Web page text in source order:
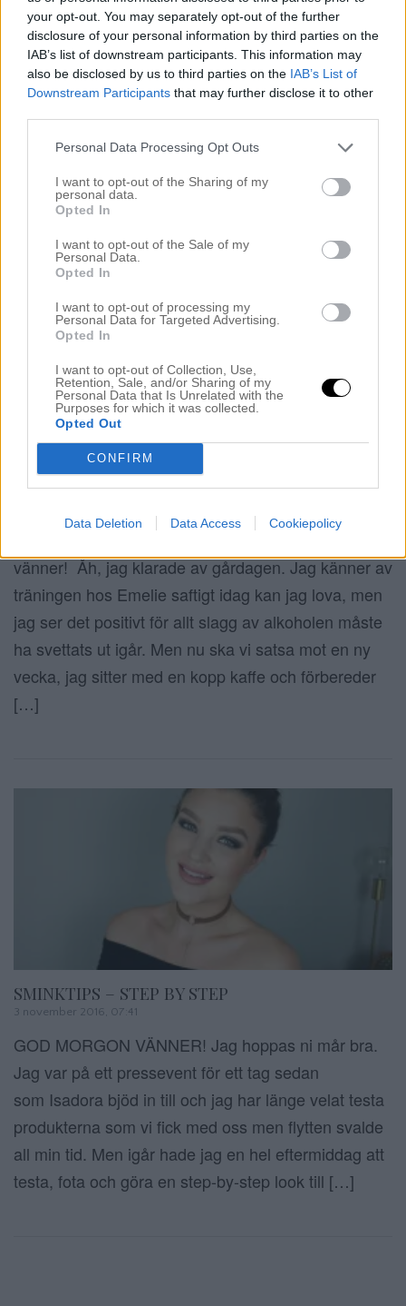
your opt-out. You may separately opt-out of the further
disclosure of your personal information by third parties on the
IAB’s list of downstream participants. This information may
also be disclosed by us to third parties on the IAB’s List of
Downstream Participants that may further disclose it to other
Personal Data Processing Opt Outs
I want to opt-out of the Sharing of my
personal data.
Opted In
I want to opt-out of the Sale of my
Personal Data.
Opted In
I want to opt-out of processing my
Personal Data for Targeted Advertising.
Opted In
I want to opt-out of Collection, Use,
Retention, Sale, and/or Sharing of my
Personal Data that Is Unrelated with the
Purposes for which it was collected.
Opted Out
CONFIRM
Data Deletion Data Access Cookiepolicy
FONDATION
13 februari 2018, 15:22
Men hallå där! Vet ni, som jag sa igår så måste jag
tipsa er om en ny smink-bas som jag roat mig på
morgonen med. Ni vet känslan när man längtar efter
att få sminka sig på morgonen eller när man köpt en
tills […]
MITT BÄSTA FOUNDATIONSTIPS
vänner! Åh, jag klarade av gårdagen. Jag känner av
träningen hos Emelie saftigt idag kan jag lova, men
jag ser det positivt för allt slagg av alkoholen måste
ha svettats ut igår. Men nu ska vi satsa mot en ny
vecka, jag sitter med en kopp kaffe och förbereder
[…]
SMINKTIPS – STEP BY STEP
3 november 2016, 07:41
GOD MORGON VÄNNER! Jag hoppas ni mår bra.
Jag var på ett pressevent för ett tag sedan
som Isadora bjöd in till och jag har länge velat testa
produkterna som vi fick med oss men flytten svalde
all min tid. Men igår hade jag en hel eftermiddag att
testa, fota och göra en step-by-step look till […]